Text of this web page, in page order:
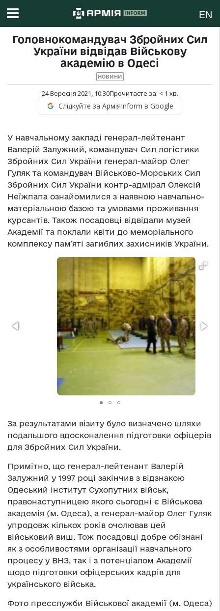
EN
Головнокомандувач Збройних Сил
України відвідав Військову
академію в Одесі
НОВИНИ
24 Вересня 2021, 10:30Прочитаєте за: < 1 хв.
Слідкуйте за АрміяInform в Google
У навчальному закладі генерал-лейтенант
Валерій Залужний, командувач Сил логістики
Збройних Сил України генерал-майор Олег
Гуляк та командувач Військово-Морських Сил
Збройних Сил України контр-адмірал Олексій
Неїжпапа ознайомилися з наявною навчально-
матеріальною базою та умовами проживання
курсантів. Також посадовці відвідали музей
Академії та поклали квіти до меморіального
комплексу пам’яті загиблих захисників України.
За результатами візиту було визначено шляхи
подальшого вдосконалення підготовки офіцерів
для Збройних Сил України.
Примітно, що генерал-лейтенант Валерій
Залужний у 1997 році закінчив з відзнакою
Одеський інститут Сухопутних військ,
правонаступницею якого сьогодні є Військова
академія (м. Одеса), а генерал-майор Олег Гуляк
упродовж кількох років очолював цей
військовий виш. Тож посадовці добре обізнані
як з особливостями організації навчального
процесу у ВНЗ, так і з потенціалом Академії
щодо підготовки офіцерських кадрів для
українського війська.
Фото пресслужби Військової академії (м. Одеса)